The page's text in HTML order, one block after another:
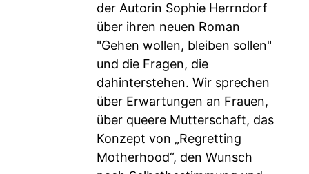
der Autorin Sophie Herrndorf
über ihren neuen Roman
"Gehen wollen, bleiben sollen"
und die Fragen, die
dahinterstehen. Wir sprechen
über Erwartungen an Frauen,
über queere Mutterschaft, das
Konzept von „Regretting
Motherhood“, den Wunsch